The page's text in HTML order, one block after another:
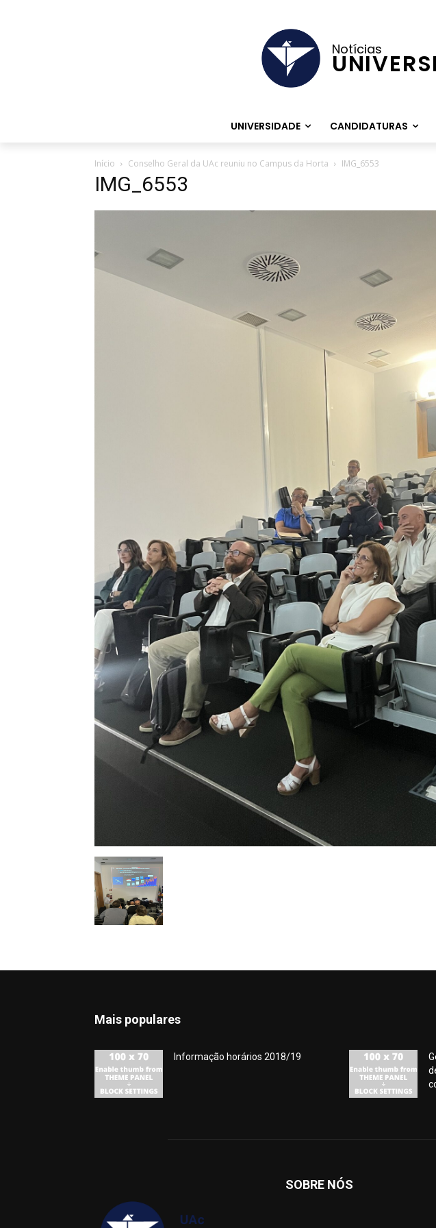
Notícias
UNIVERSIDADE CANDIDATURAS
Início Conselho Geral da UAc reuniu no Campus da Horta IMG_6553
IMG_6553
Mais populares
Informação horários 2018/19
SOBRE NÓS